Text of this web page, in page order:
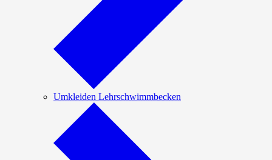
Umkleiden Lehrschwimmbecken